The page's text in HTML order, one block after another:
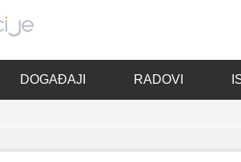
DOGAĐAJI RADOVI